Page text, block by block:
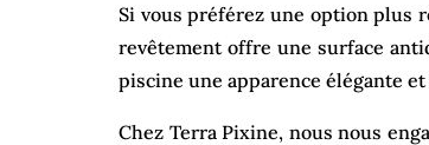
Si vous préférez une option plus
revêtement offre une surface
piscine une apparence élégante
Chez Terra Pixine, nous nous